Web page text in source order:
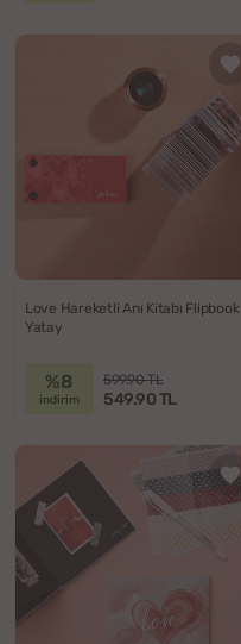
Love Hareketli Anı Kitabı
Yatay
%8
indirim
599.90 TL
549.90 TL